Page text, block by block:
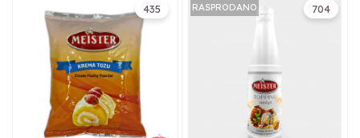
435 704
RASPRODANO